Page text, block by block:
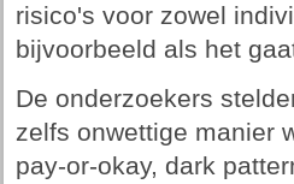
risico's voor zowel
bijvoorbeeld als het
De onderzoekers
zelfs onwettige manier
pay-or-okay, dark